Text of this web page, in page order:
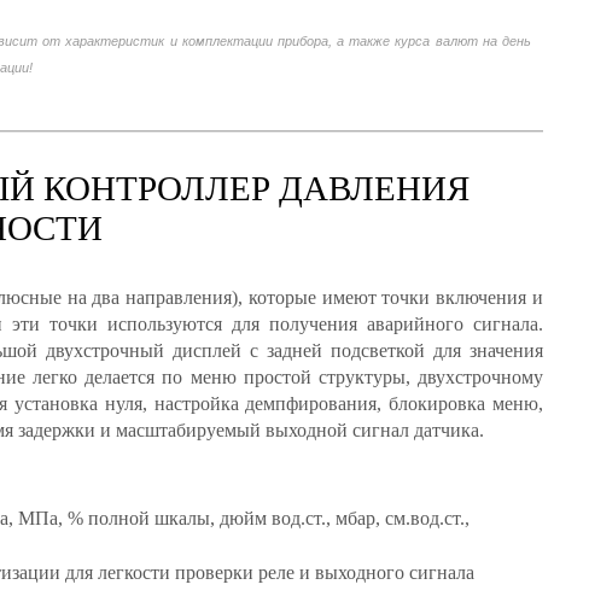
от характеристик и комплектации прибора, а также курса валют на день
КОНТРОЛЛЕР ДАВЛЕНИЯ
на два направления), которые имеют точки включения и
точки используются для получения аварийного сигнала.
двухстрочный дисплей с задней подсветкой для значения
легко делается по меню простой структуры, двухстрочному
нуля, настройка демпфирования, блокировка меню,
задержки и масштабируемый выходной сигнал датчика.
МПа, % полной шкалы, дюйм вод.ст., мбар, см.вод.ст.,
для легкости проверки реле и выходного сигнала